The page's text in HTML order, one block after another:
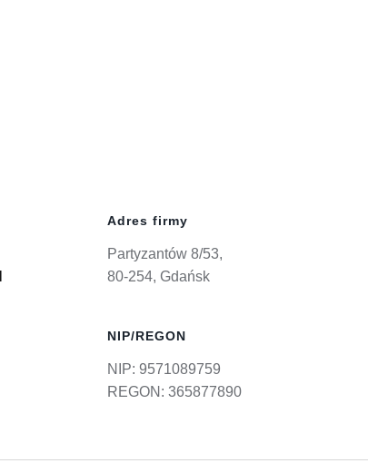
Adres firmy
Partyzantów 8/53,
80-254, Gdańsk
NIP/REGON
NIP: 9571089759
REGON: 365877890